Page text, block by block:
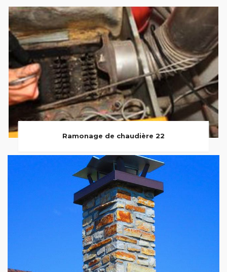
Ramonage de chaudière 22